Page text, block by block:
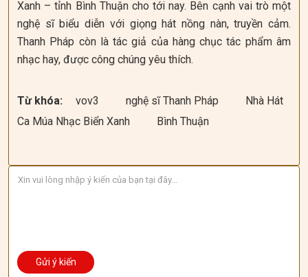
Xanh – tỉnh Bình Thuận cho tới nay. Bên cạnh vai trò một
nghệ sĩ biểu diễn với giọng hát nồng nàn, truyền cảm.
Thanh Pháp còn là tác giả của hàng chục tác phẩm âm
nhạc hay, được công chúng yêu thích.
Từ khóa: vov3 nghệ sĩ Thanh Pháp
Nhà Hát
Ca Múa Nhạc Biển Xanh
Bình Thuận